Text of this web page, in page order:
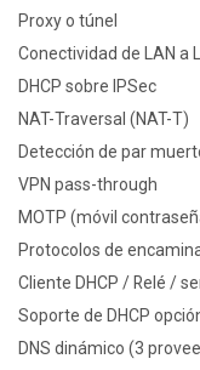
Proxy o túnel
Conectividad de LAN a
DHCP sobre IPSec
NAT-Traversal (NAT-T)
Detección de par
VPN pass-through
MOTP (móvil
Protocolos de
Cliente DHCP / Relé /
Soporte de DHCP
DNS dinámico (3